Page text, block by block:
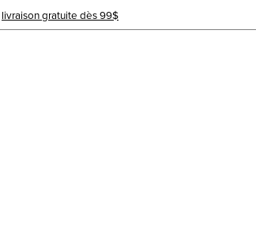
livraison gratuite dès 99$